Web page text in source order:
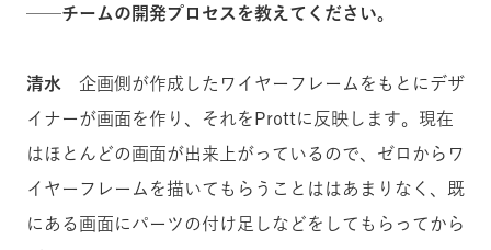
──チームの開発プロセスを教えてください。
清水 企画側が作成したワイヤーフレームをもとにデザ
イナーが画面を作り、それをProttに反映します。現在
はほとんどの画面が出来上がっているので、ゼロからワ
イヤーフレームを描いてもらうことははあまりなく、既
にある画面にパーツの付け足しなどをしてもらってから